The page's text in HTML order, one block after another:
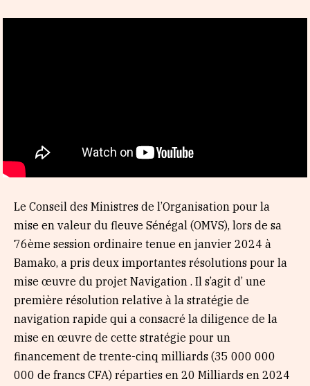
Le Conseil des Ministres de l’Organisation pour la
mise en valeur du fleuve Sénégal (OMVS), lors de sa
76ème session ordinaire tenue en janvier 2024 à
Bamako, a pris deux importantes résolutions pour la
mise œuvre du projet Navigation . Il s’agit d’ une
première résolution relative à la stratégie de
navigation rapide qui a consacré la diligence de la
mise en œuvre de cette stratégie pour un
financement de trente-cinq milliards (35 000 000
000 de francs CFA) réparties en 20 Milliards en 2024